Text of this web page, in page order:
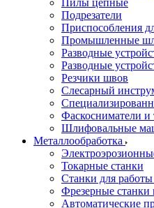
Пилы цепные
Подрезатели
Приспособления
Промышленные
Разводные
Разводные
Резчики швов
Слесарный
Фаскосниматели и
Шлифовальные
Металлообработка
Токарные станки
Станки для
Фрезерные станки
Автоматические